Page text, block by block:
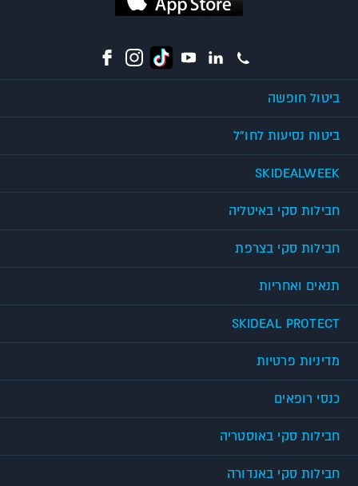
ביטול חופשה
ביטוח נסיעות לחו"ל
SKIDEALWEEK
חבילות סקי באיטליה
חבילות סקי בצרפת
תנאים ואחריות
SKIDEAL PROTECT
מדיניות פרטיות
כנסי רופאים
חבילות סקי באוסטריה
חבילות סקי באנדורה